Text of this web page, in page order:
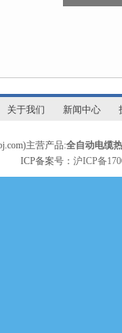
关于我们 新闻中心
主营产品:全自动电缆
ICP备案号：沪ICP备